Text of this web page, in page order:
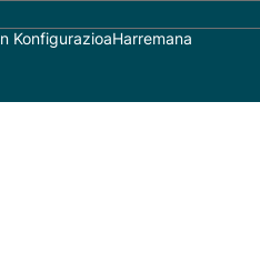
KonfigurazioaHarremana